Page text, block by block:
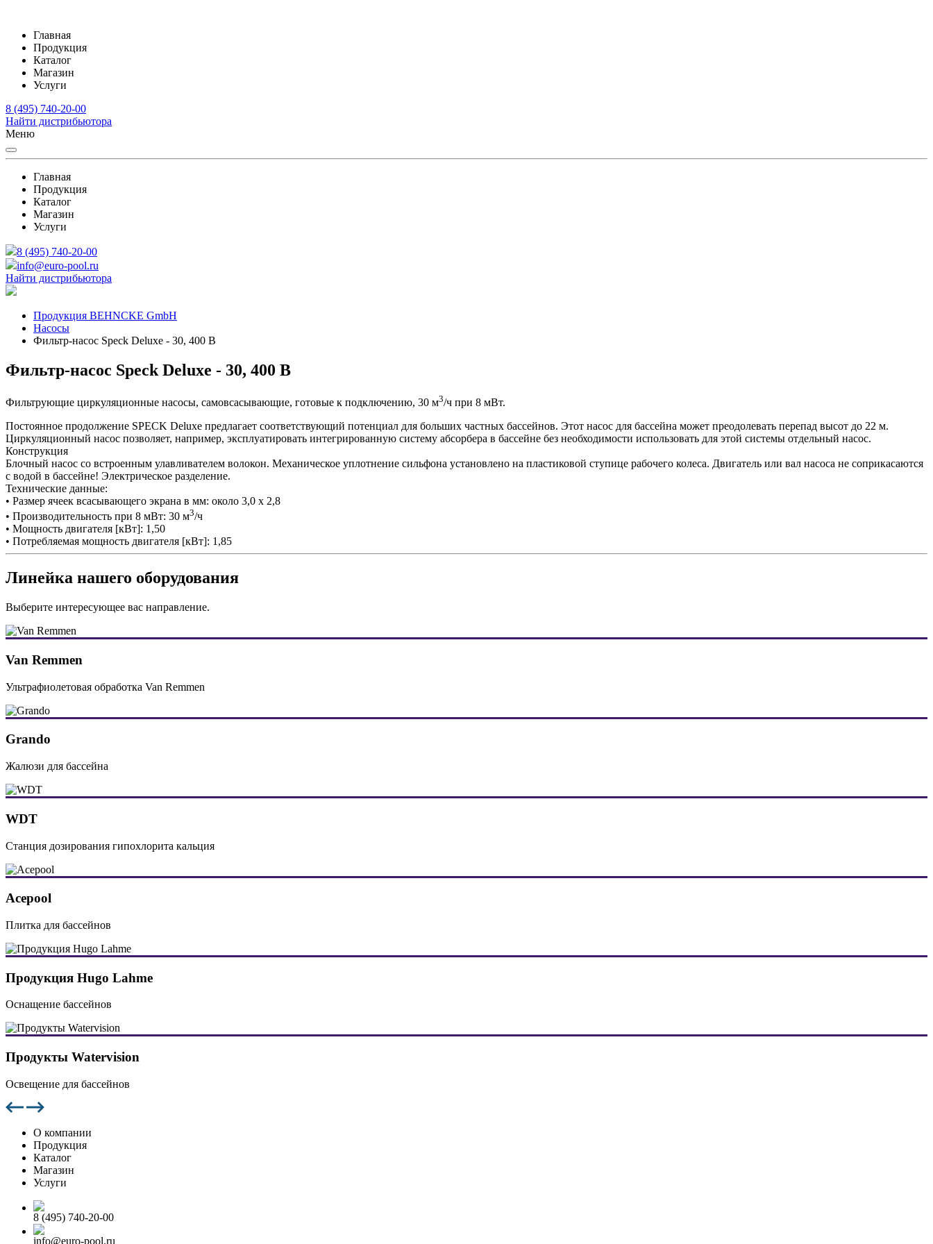
Главная
Продукция
Каталог
Магазин
Услуги
8 (495) 740-20-00
Найти дистрибьютора
Меню
Главная
Продукция
Каталог
Магазин
Услуги
8 (495) 740-20-00
info@euro-pool.ru
Найти дистрибьютора
Продукция BEHNCKE GmbH
Насосы
Фильтр-насос Speck Deluxe - 30, 400 В
Фильтр-насос Speck Deluxe - 30, 400 В
Фильтрующие циркуляционные насосы, самовсасывающие, готовые к подключению, 30 м3/ч при 8 мВт.
Постоянное продолжение SPECK Deluxe предлагает соответствующий потенциал для больших частных бассейнов. Этот насос для бассейна может преодолевать перепад высот до 22 м.
Циркуляционный насос позволяет, например, эксплуатировать интегрированную систему абсорбера в бассейне без необходимости использовать для этой системы отдельный насос.
Конструкция
Блочный насос со встроенным улавливателем волокон. Механическое уплотнение сильфона установлено на пластиковой ступице рабочего колеса. Двигатель или вал насоса не соприкасаются
с водой в бассейне! Электрическое разделение.
Технические данные:
• Размер ячеек всасывающего экрана в мм: около 3,0 x 2,8
• Производительность при 8 мВт: 30 м3/ч
• Мощность двигателя [кВт]: 1,50
• Потребляемая мощность двигателя [кВт]: 1,85
Линейка нашего оборудования
Выберите интересующее вас направление.
Van Remmen
Ультрафиолетовая обработка Van Remmen
Grando
Жалюзи для бассейна
WDT
Станция дозирования гипохлорита кальция
Acepool
Плитка для бассейнов
Продукция Hugo Lahme
Оснащение бассейнов
Продукты Watervision
Освещение для бассейнов
О компании
Продукция
Каталог
Магазин
Услуги
8 (495) 740-20-00
info@euro-pool.ru